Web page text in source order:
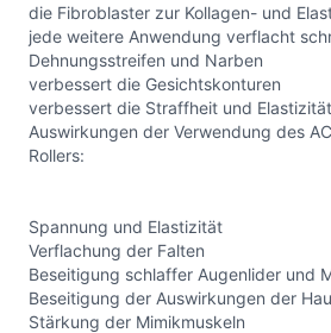
die Fibroblaster zur Kollagen- und
jede weitere Anwendung verflacht
Dehnungsstreifen und Narben
verbessert die Gesichtskonturen
verbessert die Straffheit und
Auswirkungen der Verwendung des
Rollers:
Spannung und Elastizität
Verflachung der Falten
Beseitigung schlaffer Augenlider und
Beseitigung der Auswirkungen der
Stärkung der Mimikmuskeln